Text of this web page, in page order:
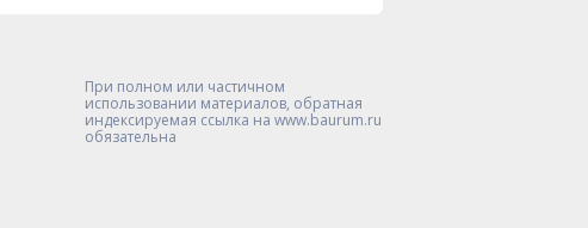
При полном или частичном
использовании материалов, обратная
индексируемая ссылка на www.baurum.ru
обязательна